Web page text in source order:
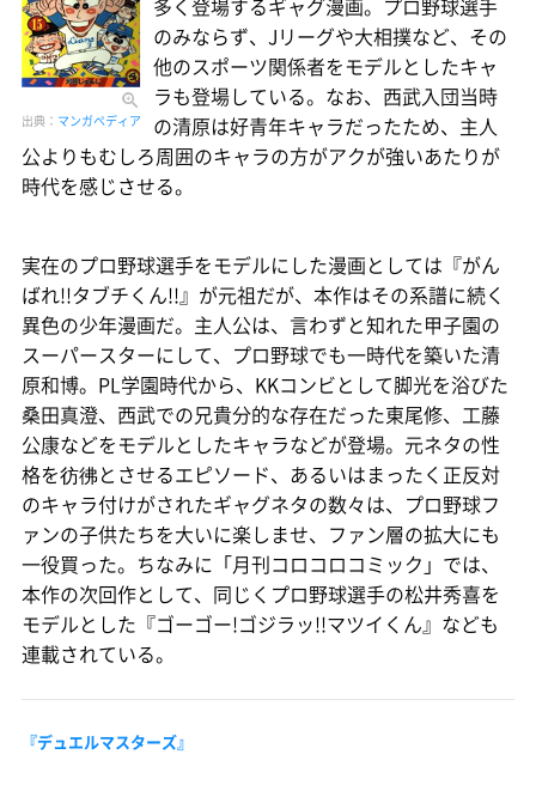
出典： マンガペディア
多く登場するギャグ漫画。プロ野球選手
のみならず、Jリーグや大相撲など、その
他のスポーツ関係者をモデルとしたキャ
ラも登場している。なお、西武入団当時
の清原は好青年キャラだったため、主人
公よりもむしろ周囲のキャラの方がアクが強いあたりが
時代を感じさせる。
実在のプロ野球選手をモデルにした漫画としては『がん
ばれ!!タブチくん!!』が元祖だが、本作はその系譜に続く
異色の少年漫画だ。主人公は、言わずと知れた甲子園の
スーパースターにして、プロ野球でも一時代を築いた清
原和博。PL学園時代から、KKコンビとして脚光を浴びた
桑田真澄、西武での兄貴分的な存在だった東尾修、工藤
公康などをモデルとしたキャラなどが登場。元ネタの性
格を彷彿とさせるエピソード、あるいはまったく正反対
のキャラ付けがされたギャグネタの数々は、プロ野球フ
ァンの子供たちを大いに楽しませ、ファン層の拡大にも
一役買った。ちなみに「月刊コロコロコミック」では、
本作の次回作として、同じくプロ野球選手の松井秀喜を
モデルとした『ゴーゴー!ゴジラッ!!マツイくん』なども
連載されている。
『デュエルマスターズ』